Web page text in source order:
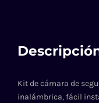
Kit de cámara de
inalámbrica, fácil